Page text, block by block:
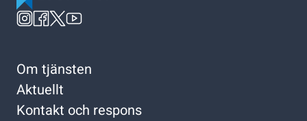
Om tjänsten
Aktuellt
Kontakt och respons